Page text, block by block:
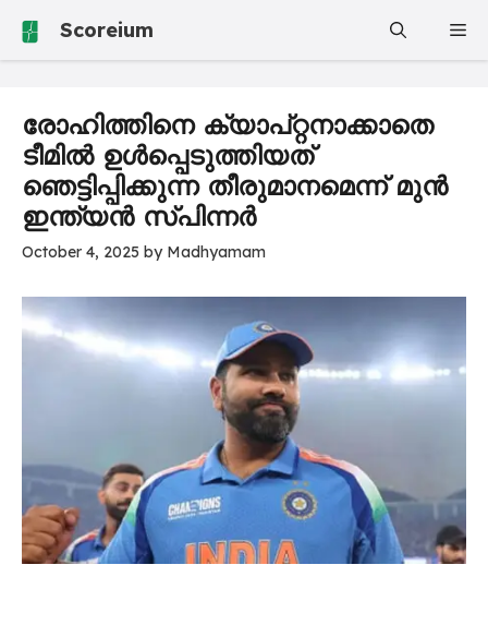
Scoreium
രോഹിത്തിനെ ക്യാപ്റ്റനാക്കാതെ
ടീമിൽ ഉൾപ്പെടുത്തിയത്
ഞെട്ടിപ്പിക്കുന്ന തീരുമാനമെന്ന് മുൻ
ഇന്ത്യൻ സ്പിന്നർ
October 4, 2025 by Madhyamam